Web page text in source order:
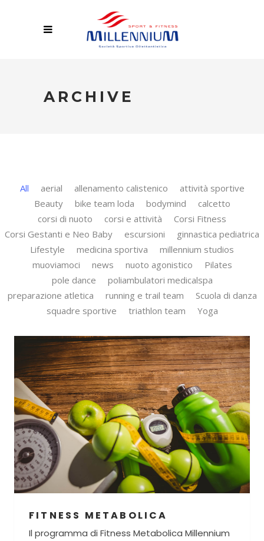
ARCHIVE
All aerial allenamento calistenico
attività sportive
Beauty
bike team loda bodymind
calcetto
corsi di nuoto
corsi e attività
Corsi Fitness
Corsi Gestanti e Neo Baby
escursioni
ginnastica pediatrica
Lifestyle
medicina sportiva
millennium studios
muoviamoci
news nuoto agonistico
Pilates
pole dance
poliambulatori medicalspa
preparazione atletica
running e trail team
Scuola di danza
squadre sportive
triathlon team Yoga
FITNESS METABOLICA
Il programma di Fitness Metabolica Millennium